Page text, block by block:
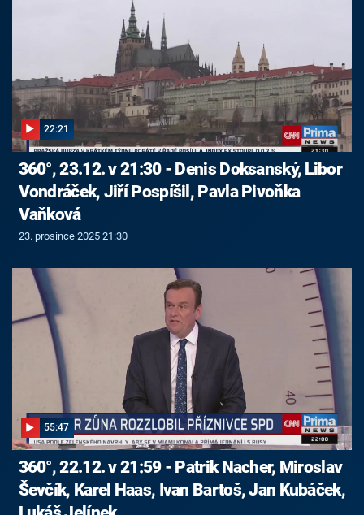
22:21
360°, 23.12. v 21:30 - Denis Doksanský, Libor
Vondráček, Jiří Pospíšil, Pavla Pivoňka
Vaňková
23. prosince 2025 21:30
55:47
360°, 22.12. v 21:59 - Patrik Nacher, Miroslav
Ševčík, Karel Haas, Ivan Bartoš, Jan Kubáček,